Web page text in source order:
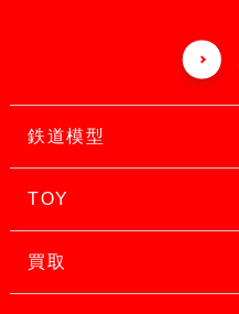
鉄道模型
TOY
買取